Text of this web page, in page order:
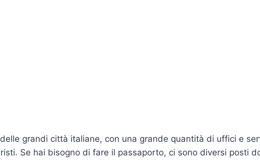
grandi città italiane, con una grande quantità di uffici e
Se hai bisogno di fare il passaporto, ci sono diversi posti